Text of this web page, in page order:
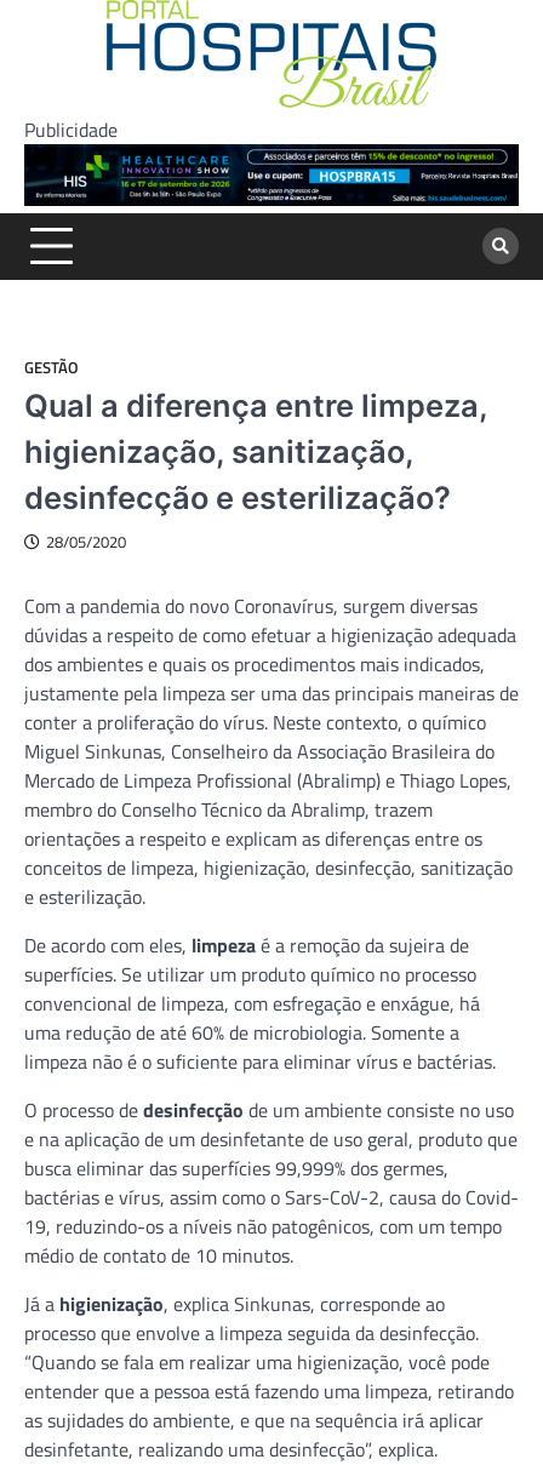
Publicidade
GESTÃO
Qual a diferença entre limpeza,
higienização, sanitização,
desinfecção e esterilização?
28/05/2020
Com a pandemia do novo Coronavírus, surgem diversas
dúvidas a respeito de como efetuar a higienização adequada
dos ambientes e quais os procedimentos mais indicados,
justamente pela limpeza ser uma das principais maneiras de
conter a proliferação do vírus. Neste contexto, o químico
Miguel Sinkunas, Conselheiro da Associação Brasileira do
Mercado de Limpeza Profissional (Abralimp) e Thiago Lopes,
membro do Conselho Técnico da Abralimp, trazem
orientações a respeito e explicam as diferenças entre os
conceitos de limpeza, higienização, desinfecção, sanitização
e esterilização.
De acordo com eles, limpezaé a remoção da sujeira de
superfícies. Se utilizar um produto químico no processo
convencional de limpeza, com esfregação e enxágue, há
uma redução de até 60% de microbiologia. Somente a
limpeza não é o suficiente para eliminar vírus e bactérias.
O processo dedesinfecção de um ambiente consiste no uso
e na aplicação de um desinfetante de uso geral, produto que
busca eliminar das superfícies 99,999% dos germes,
bactérias e vírus, assim como o Sars-CoV-2, causa do Covid-
19, reduzindo-os a níveis não patogênicos, com um tempo
médio de contato de 10 minutos.
Já a higienização, explica Sinkunas, corresponde ao
processo que envolve a limpeza seguida da desinfecção.
“Quando se fala em realizar uma higienização, você pode
entender que a pessoa está fazendo uma limpeza, retirando
as sujidades do ambiente, e que na sequência irá aplicar
desinfetante, realizando uma desinfecção”, explica.